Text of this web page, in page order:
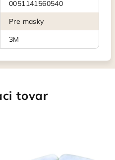
0051141560540
Pre masky
3M
tovar